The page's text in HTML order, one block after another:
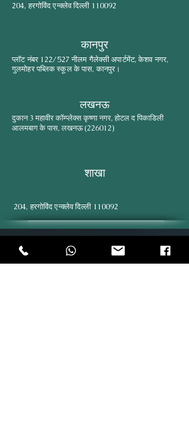
204, हरगोविंद एन्क्लेव दिल्ली 110092
कानपुर
प्लॉट नंबर 122/527 नीलम गैलेक्सी अपार्टमेंट, केशव नगर,
गुलमोहर पब्लिक स्कूल के पास, कानपुर।
लखनऊ
दुकान 3 महावीर कॉम्प्लेक्स कृष्णा नगर, होटल द पिकाडिली
आलमबाग के पास, लखनऊ (226012)
शाखा
204, हरगोविंद एन्क्लेव दिल्ली 110092